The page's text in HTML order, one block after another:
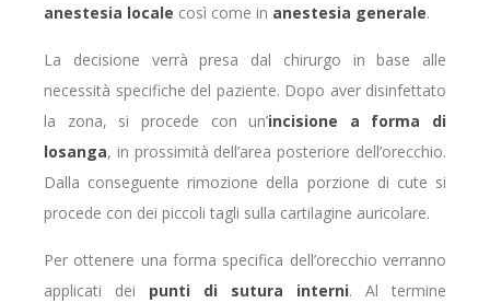
anestesia locale così come in anestesia generale.
La decisione verrà presa dal chirurgo in base alle
necessità specifiche del paziente. Dopo aver disinfettato
la zona, si procede con un’incisione a forma di
losanga, in prossimità dell’area posteriore dell’orecchio.
Dalla conseguente rimozione della porzione di cute si
procede con dei piccoli tagli sulla cartilagine auricolare.
Per ottenere una forma specifica dell’orecchio verranno
applicati dei punti di sutura interni. Al termine